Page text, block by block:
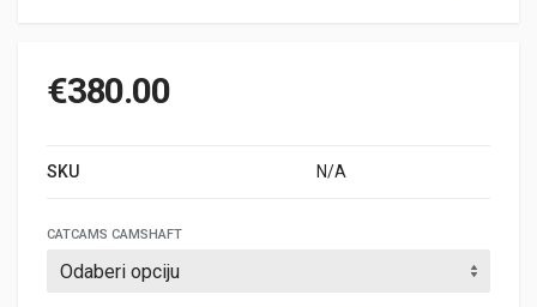
€380.00
SKU N/A
CATCAMS CAMSHAFT